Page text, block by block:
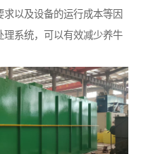
以及设备的运行成本等因
系统，可以有效减少养牛